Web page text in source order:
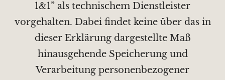
1&1” als technischem Dienstleister
vorgehalten. Dabei findet keine über das in
dieser Erklärung dargestellte Maß
hinausgehende Speicherung und
Verarbeitung personenbezogener